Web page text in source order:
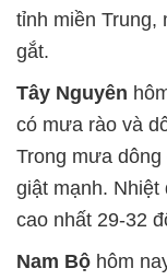
tỉnh miền Trung,
gắt.
Tây Nguyên
có mưa rào và
Trong mưa
giật mạnh. Nhiệt
cao nhất 29-32
Nam Bộ hôm